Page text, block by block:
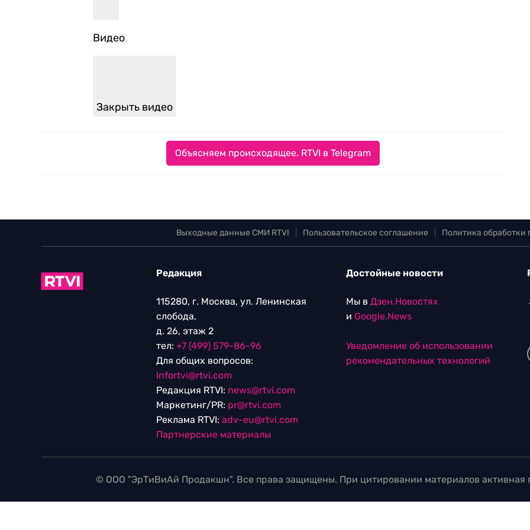
Видео
Закрыть видео
Объясняем происходящее. RTVI в Telegram
Выходные данные СМИ RTVI Пользовательское соглашение Политика
Редакция
115280, г. Москва, ул. Ленинская
слобода,
д. 26, этаж 2
тел: +7 (499) 579-86-96
Для общих вопросов:
Infortvi@rtvi.com
Редакция RTVI: news@rtvi.com
Маркетинг/PR: pr@rtvi.com
Реклама RTVI: adv-eu@rtvi.com
Партнерские материалы
Достойные новости
Мы в Дзен.Новостях
и Google.News
Уведомление об использовании
рекомендательных технологий
© ООО "ЭрТиВиАй Продакшн". Все права защищены. При цитировании материалов активная